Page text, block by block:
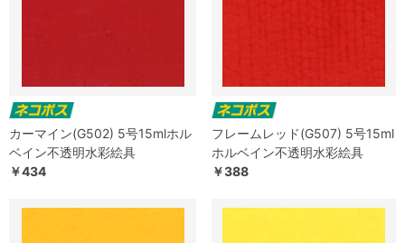
カーマイン(G502) 5号15mlホル
ベイン不透明水彩絵具
￥434
フレームレッド(G507) 5号15ml
ホルベイン不透明水彩絵具
￥388